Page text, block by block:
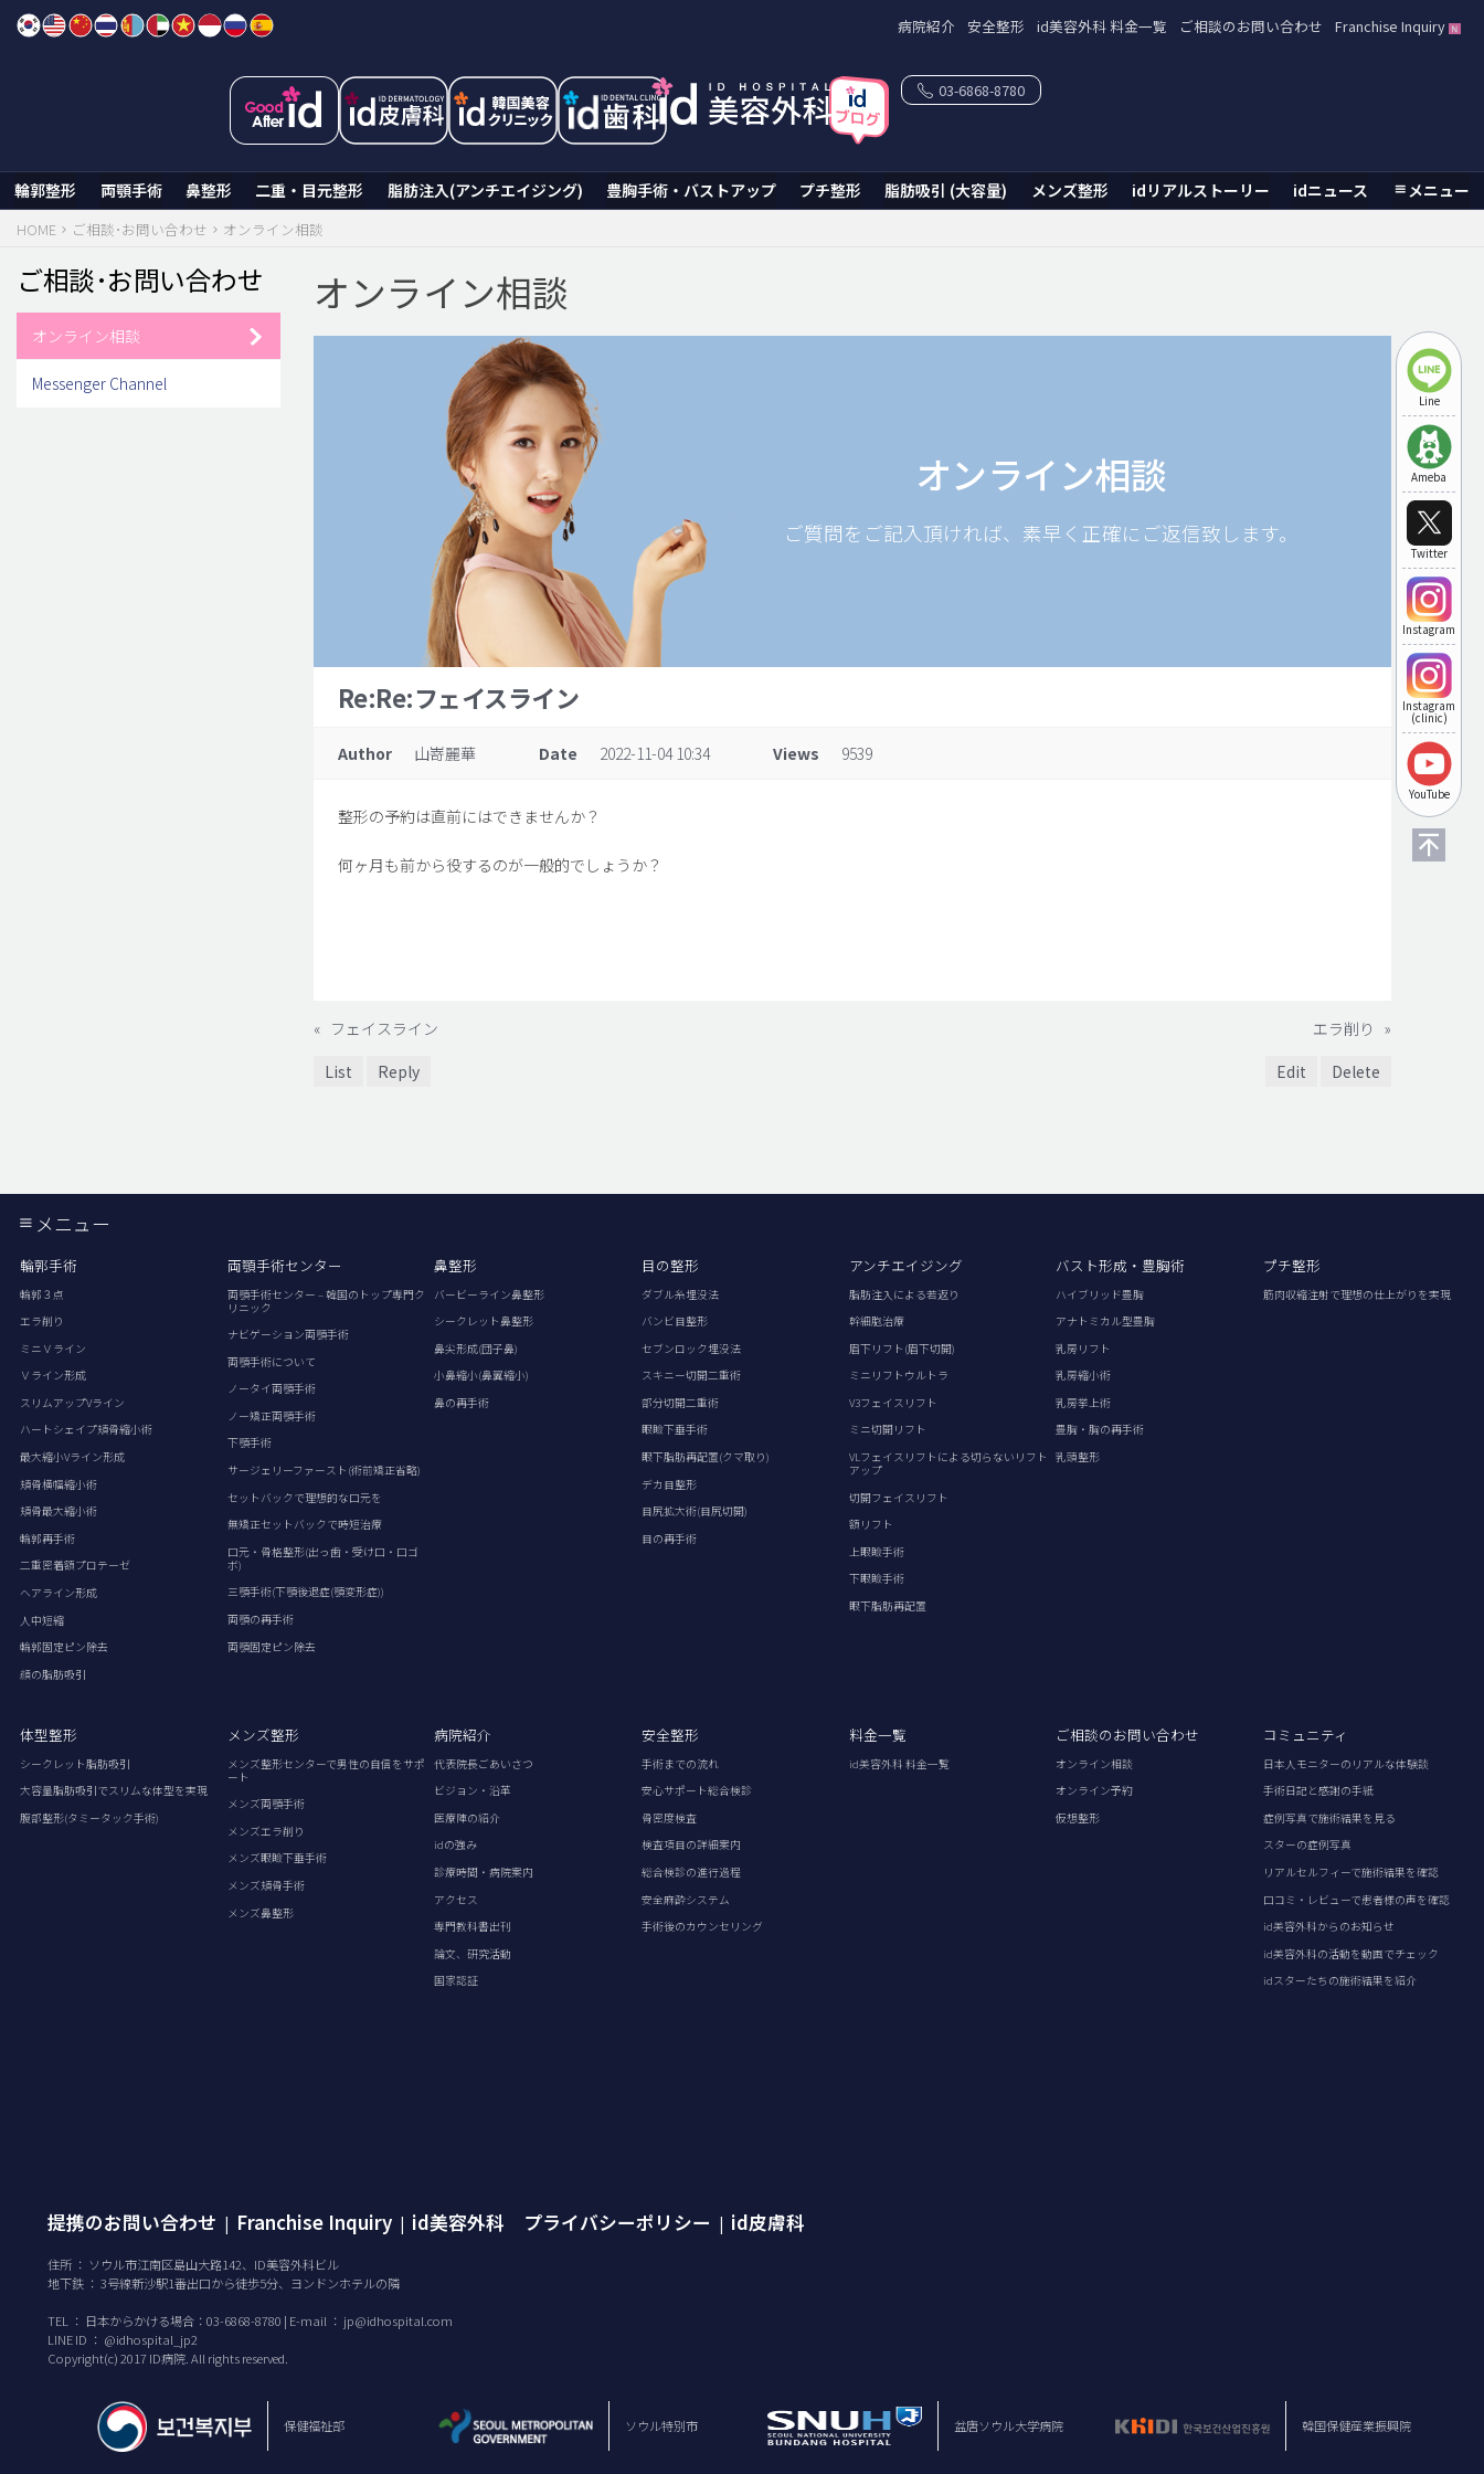
Skip
病院紹介 安全整形 id美容外科 料金一覧 ご相談のお問い合わせ Franchise Inquiry
輪郭整形 両顎手術 鼻整形 二重・目元整形 脂肪注入(アンチエイジング) 豊胸手術・バストアップ プチ整形 脂肪吸引 (大容量) メンズ整形 idリアルストーリー idニュース メニュー
03-6868-8780
Line
Ameba
Twitter
Instagram
Instagram
(clinic)
YouTube
HOME ご相談･お問い合わせ オンライン相談
オンライン相談
オンライン相談
ご質問をご記入頂ければ、素早く正確にご返信致します。
Re:Re:フェイスライン
Author 山嵜麗華 Date 2022-11-04 10:34 Views 9539
整形の予約は直前にはできませんか？
何ヶ月も前から役するのが一般的でしょうか？
« フェイスライン エラ削り »
List
Reply Edit Delete
ご相談･お問い合わせ
オンライン相談
Messenger Channel
メニュー
輪郭手術
輪郭３点
エラ削り
ミニＶライン
Ｖライン形成
スリムアップVライン
ハートシェイプ頬骨縮小術
最大縮小Vライン形成
頬骨横幅縮小術
頬骨最大縮小術
輪郭再手術
二重密着額プロテーゼ
ヘアライン形成
人中短縮
輪郭固定ピン除去
顔の脂肪吸引
両顎手術センター
両顎手術センター – 韓国のトップ専門ク
リニック
ナビゲーション両顎手術
両顎手術について
ノータイ両顎手術
ノー矯正両顎手術
下顎手術
サージェリーファースト(術前矯正省略)
セットバックで理想的な口元を
無矯正セットバックで時短治療
口元・骨格整形(出っ歯・受け口・口ゴ
ボ)
三顎手術(下顎後退症(顎変形症))
両顎の再手術
両顎固定ピン除去
鼻整形
バービーライン鼻整形
シークレット鼻整形
鼻尖形成(団子鼻)
小鼻縮小(鼻翼縮小)
鼻の再手術
目の整形
ダブル糸埋没法
バンビ目整形
セブンロック埋没法
スキニー切開二重術
部分切開二重術
眼瞼下垂手術
眼下脂肪再配置(クマ取り)
デカ目整形
目尻拡大術(目尻切開)
目の再手術
アンチエイジング
脂肪注入による若返り
幹細胞治療
眉下リフト(眉下切開)
ミニリフトウルトラ
V3フェイスリフト
ミニ切開リフト
VLフェイスリフトによる切らないリフト
アップ
切開フェイスリフト
額リフト
上眼瞼手術
下眼瞼手術
眼下脂肪再配置
バスト形成・豊胸術
ハイブリッド豊胸
アナトミカル型豊胸
乳房リフト
乳房縮小術
乳房挙上術
豊胸・胸の再手術
乳頭整形
プチ整形
筋肉収縮注射で理想の仕上がりを実現
体型整形
シークレット脂肪吸引
大容量脂肪吸引でスリムな体型を実現
腹部整形(タミータック手術)
メンズ整形
メンズ整形センターで男性の自信をサポ
ート
メンズ両顎手術
メンズエラ削り
メンズ眼瞼下垂手術
メンズ頬骨手術
メンズ鼻整形
病院紹介
代表院長ごあいさつ
ビジョン・沿革
医療陣の紹介
idの強み
診療時間・病院案内
アクセス
専門教科書出刊
論文、研究活動
国家認証
安全整形
手術までの流れ
安心サポート総合検診
骨密度検査
検査項目の詳細案内
総合検診の進行過程
安全麻酔システム
手術後のカウンセリング
料金一覧
id美容外科 料金一覧
ご相談のお問い合わせ
オンライン相談
オンライン予約
仮想整形
コミュニティ
日本人モニターのリアルな体験談
手術日記と感謝の手紙
症例写真で施術結果を見る
スターの症例写真
リアルセルフィーで施術結果を確認
口コミ・レビューで患者様の声を確認
id美容外科からのお知らせ
id美容外科の活動を動画でチェック
idスターたちの施術結果を紹介
提携のお問い合わせ | Franchise Inquiry | id美容外科 プライバシーポリシー | id皮膚科
住所 ： ソウル市江南区島山大路142、ID美容外科ビル
地下鉄 ： 3号線新沙駅1番出口から徒歩5分、ヨンドンホテルの隣
TEL ： 日本からかける場合：03-6868-8780 | E-mail ： jp@idhospital.com
LINE ID ： @idhospital_jp2
Copyright(c) 2017 ID病院. All rights reserved.
保健福祉部 ソウル特別市 盆唐ソウル大学病院 韓国保健産業振興院